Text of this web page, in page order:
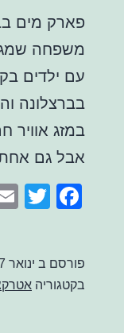
משפחה
עם ילדים
בברצלונה
במזג אוויר
אבל גם
פורסם ב ינואר 27, 2022
בקטגוריה